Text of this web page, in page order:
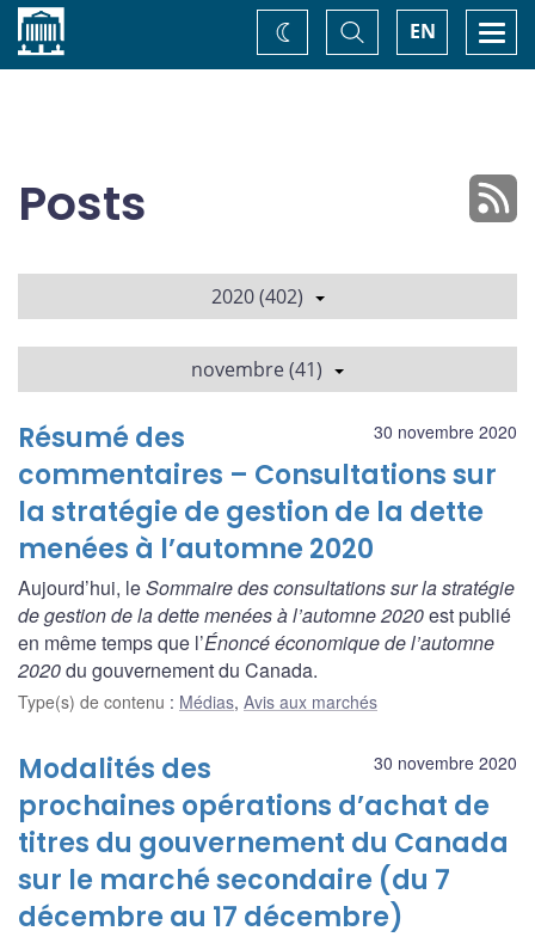
Accueil EN
Basculer
la
recherche
Changez
de
Posts
2020 (402)
novembre (41)
30 novembre 2020
Résumé des
commentaires – Consultations sur
la stratégie de gestion de la dette
menées à l’automne 2020
Aujourd’hui, leSommaire des consultations sur la stratégie
de gestion de la dette menées à l’automne 2020est publié
en même temps que l’Énoncé économique de l’automne
2020du gouvernement du Canada.
Type(s) de contenu : Médias, Avis aux marchés
30 novembre 2020
Modalités des
prochaines opérations d’achat de
titres du gouvernement du Canada
sur le marché secondaire (du 7
décembre au 17 décembre)